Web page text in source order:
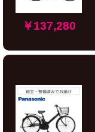
￥137,280